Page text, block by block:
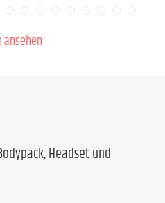
ansehen
Headset und